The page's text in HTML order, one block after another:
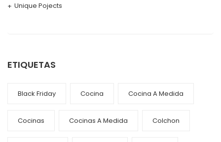
Unique Pojects
ETIQUETAS
Black Friday Cocina Cocina A Medida
Cocinas Cocinas A Medida Colchon